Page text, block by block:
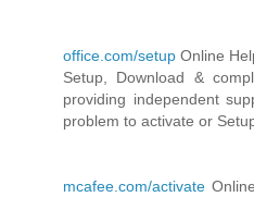
office.com/setup Online
Setup, Download &
providing independent
problem to activate or
mcafee.com/activate